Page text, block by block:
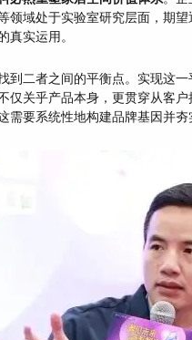
领域处于实验室研究层面，期
真实运用。
到二者之间的平衡点。实现这
仅关乎产品本身，更贯穿从客
这需要系统性地构建品牌基因并